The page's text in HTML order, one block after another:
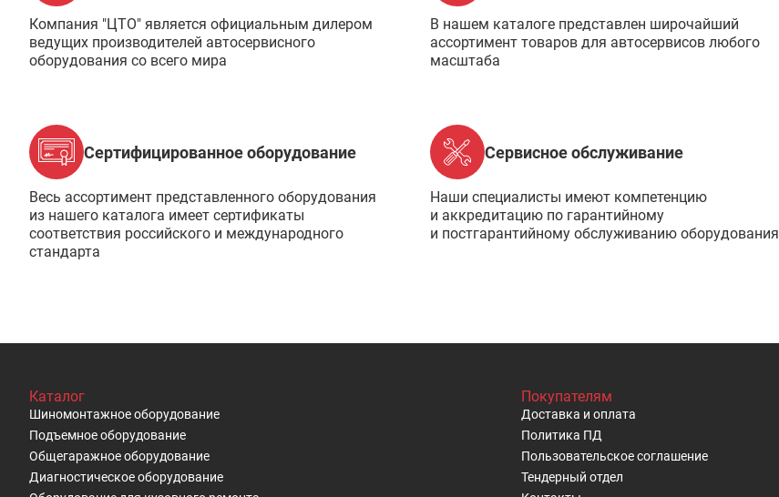
Компания "ЦТО" является официальным дилером
ведущих производителей автосервисного
оборудования со всего мира
В нашем каталоге представлен широчайший
ассортимент товаров для автосервисов любого
масштаба
Сертифицированное оборудование
Весь ассортимент представленного оборудования
из нашего каталога имеет сертификаты
соответствия российского и международного
стандарта
Сервисное обслуживание
Наши специалисты имеют компетенцию
и аккредитацию по гарантийному
и постгарантийному обслуживанию оборудования
Каталог
Шиномонтажное оборудование
Подъемное оборудование
Общегаражное оборудование
Диагностическое оборудование
Покупателям
Доставка и оплата
Политика ПД
Пользовательское cоглашение
Тендерный отдел